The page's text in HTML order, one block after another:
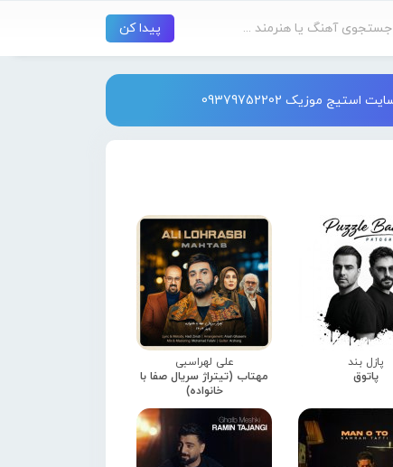
موزیک 09379752202
پازل بند
پاتوق
علی لهراسبی
مهتاب (تیتراژ سریال صفا با
خانواده)